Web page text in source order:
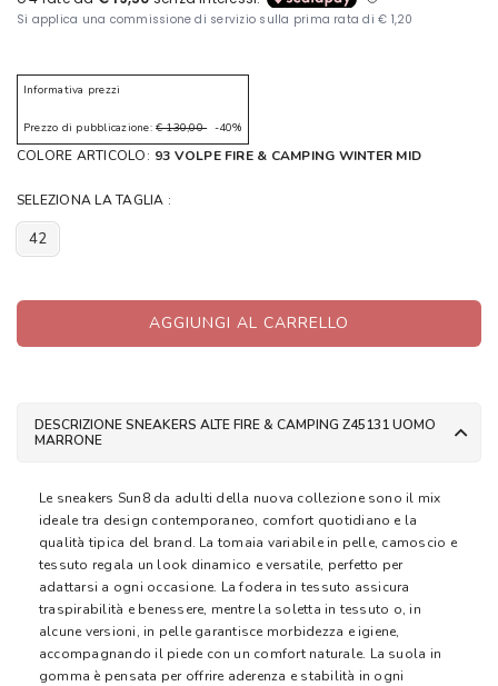
Informativa prezzi
Prezzo di pubblicazione: € 130,00-40%
COLORE ARTICOLO: 93 VOLPE FIRE & CAMPING WINTER MID
SELEZIONA LA TAGLIA :
42
AGGIUNGI AL CARRELLO
DESCRIZIONE SNEAKERS ALTE FIRE & CAMPING Z45131 UOMO
MARRONE
Le sneakers Sun8 da adulti della nuova collezione sono il mix
ideale tra design contemporaneo, comfort quotidiano e la
qualità tipica del brand. La tomaia variabile in pelle, camoscio e
tessuto regala un look dinamico e versatile, perfetto per
adattarsi a ogni occasione. La fodera in tessuto assicura
traspirabilità e benessere, mentre la soletta in tessuto o, in
alcune versioni, in pelle garantisce morbidezza e igiene,
accompagnando il piede con un comfort naturale. La suola in
gomma è pensata per offrire aderenza e stabilità in ogni